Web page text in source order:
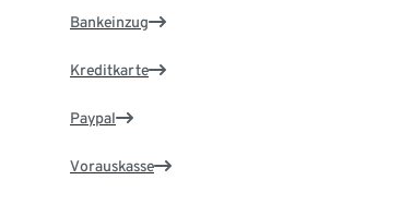
Bankeinzug
Kreditkarte
Paypal
Vorauskasse